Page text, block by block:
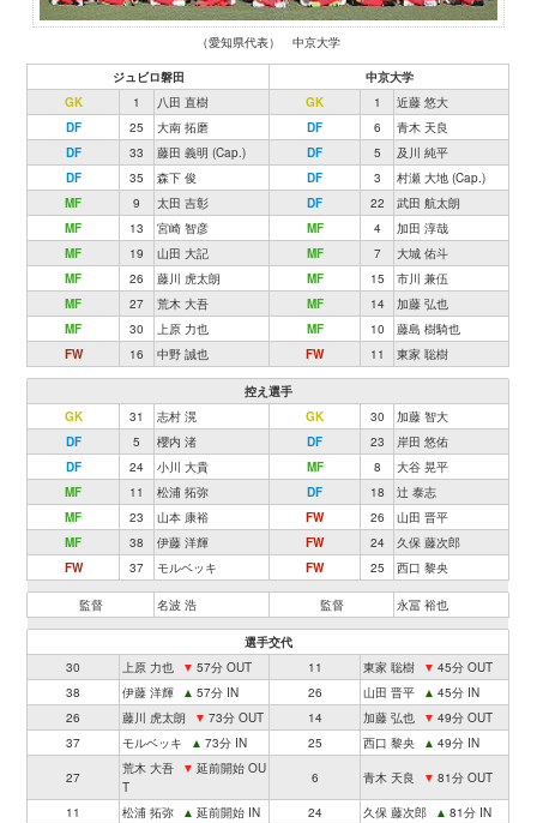
（愛知県代表） 中京大学
ジュビロ磐田
中京大学
GK
1 八田 直樹 GK 1
近藤 悠大
DF
25 大南 拓磨 DF 6
青木 天良
DF
33 藤田 義明 (Cap.) DF 5
及川 純平
DF
35 森下 俊 DF 3
村瀬 大地 (Cap.)
MF
9 太田 吉彰 DF 22
武田 航太朗
MF
13 宮崎 智彦 MF 4
加田 淳哉
MF
19 山田 大記 MF 7
大城 佑斗
MF
26 藤川 虎太朗 MF 15
市川 兼伍
MF
27 荒木 大吾 MF 14
加藤 弘也
MF
30 上原 力也 MF 10
藤島 樹騎也
FW
16 中野 誠也 FW 11 東家 聡樹
控え選手
GK
31 志村 滉 GK 30
加藤 智大
DF
5 櫻内 渚 DF 23
岸田 悠佑
DF
24 小川 大貴 MF 8
大谷 晃平
MF
11 松浦 拓弥 DF 18
辻 泰志
MF
23 山本 康裕 FW 26
山田 晋平
MF
38 伊藤 洋輝 FW 24
久保 藤次郎
FW
37 モルベッキ FW 25 西口 黎央
監督 名波 浩 監督 永冨 裕也
選手交代
30
上原 力也 ▼ 57分 OUT 11 東家 聡樹 ▼ 45分 OUT
38
伊藤 洋輝 ▲ 57分 IN 26 山田 晋平 ▲ 45分 IN
26
藤川 虎太朗 ▼ 73分 OUT 14 加藤 弘也 ▼ 49分 OUT
37
モルベッキ ▲ 73分 IN 25 西口 黎央 ▲ 49分 IN
27
荒木 大吾 ▼ 延前開始 OU
T
6 青木 天良 ▼ 81分 OUT
11 松浦 拓弥 ▲ 延前開始 IN 24 久保 藤次郎 ▲ 81分 IN